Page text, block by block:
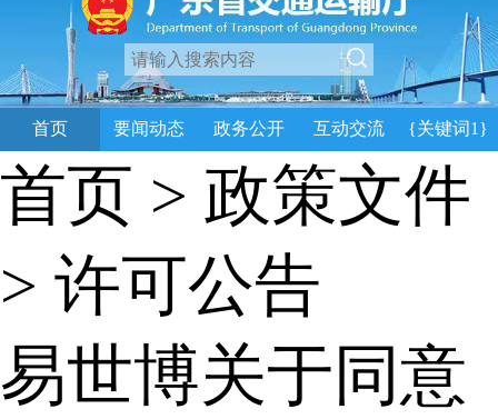
首页 要闻动态 政务公开 互动交流 {关键词1}
首页 > 政策文件
> 许可公告
易世博关于同意